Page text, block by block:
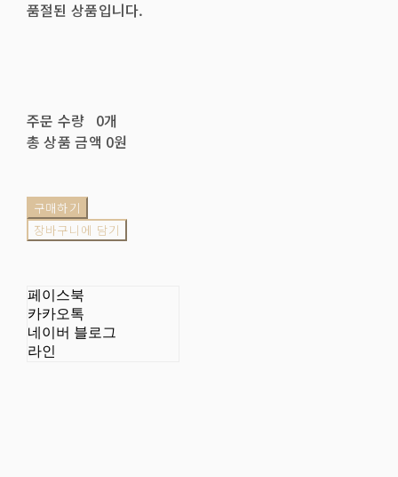
품절된 상품입니다.
주문 수량 0개
총 상품 금액 0원
구매하기
장바구니에 담기
페이스북
카카오톡
네이버 블로그
라인